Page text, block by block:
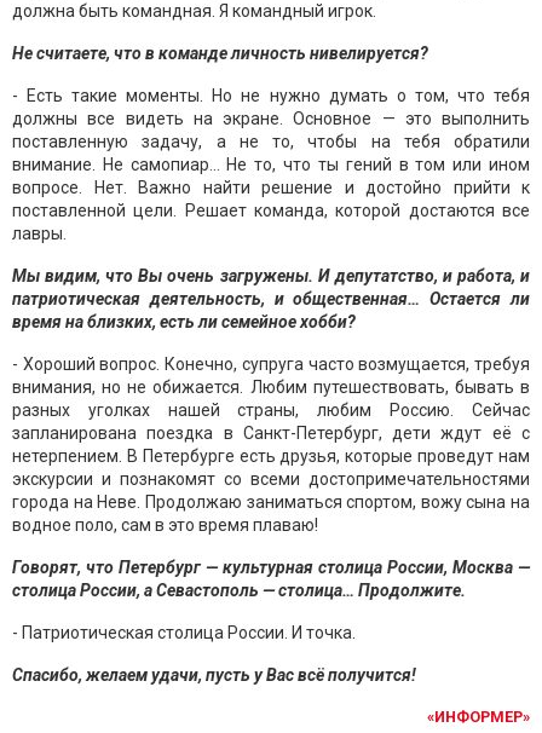
должна быть командная. Я командный игрок.
Не считаете, что в команде личность нивелируется?
- Есть такие моменты. Но не нужно думать о том, что тебя
должны все видеть на экране. Основное — это выполнить
поставленную задачу, а не то, чтобы на тебя обратили
внимание. Не самопиар… Не то, что ты гений в том или ином
вопросе. Нет. Важно найти решение и достойно прийти к
поставленной цели. Решает команда, которой достаются все
лавры.
Мы видим, что Вы очень загружены. И депутатство, и работа, и
патриотическая деятельность, и общественная… Остается ли
время на близких, есть ли семейное хобби?
- Хороший вопрос. Конечно, супруга часто возмущается, требуя
внимания, но не обижается. Любим путешествовать, бывать в
разных уголках нашей страны, любим Россию. Сейчас
запланирована поездка в Санкт-Петербург, дети ждут её с
нетерпением. В Петербурге есть друзья, которые проведут нам
экскурсии и познакомят со всеми достопримечательностями
города на Неве. Продолжаю заниматься спортом, вожу сына на
водное поло, сам в это время плаваю!
Говорят, что Петербург — культурная столица России, Москва —
столица России, а Севастополь — столица… Продолжите.
- Патриотическая столица России. И точка.
Спасибо, желаем удачи, пусть у Вас всё получится!
«ИНФОРМЕР»